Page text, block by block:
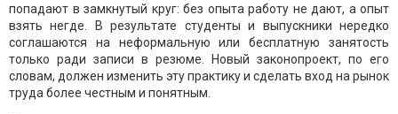
попадают в замкнутый круг: без опыта работу не дают, а опыт
взять негде. В результате студенты и выпускники нередко
соглашаются на неформальную или бесплатную занятость
только ради записи в резюме. Новый законопроект, по его
словам, должен изменить эту практику и сделать вход на рынок
труда более честным и понятным.